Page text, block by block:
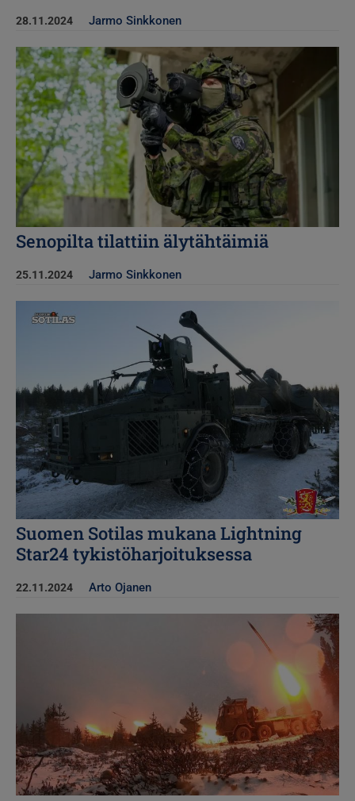
28.11.2024 Jarmo Sinkkonen
Kuva
Senopilta tilattiin älytähtäimiä
25.11.2024 Jarmo Sinkkonen
Kuva
Suomen Sotilas mukana Lightning
Star24 tykistöharjoituksessa
22.11.2024 Arto Ojanen